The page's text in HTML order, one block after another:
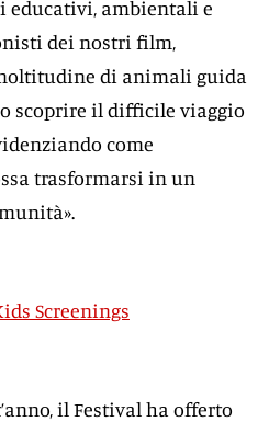
educativi, ambientali e
dei nostri film,
di animali guida
scoprire il difficile viaggio
come
trasformarsi in un
Screenings
il Festival ha offerto